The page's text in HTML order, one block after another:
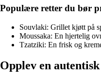
Populære retter du bør
Souvlaki: Grillet kjøtt på
Moussaka: En hjertelig
Tzatziki: En frisk og
Opplev en